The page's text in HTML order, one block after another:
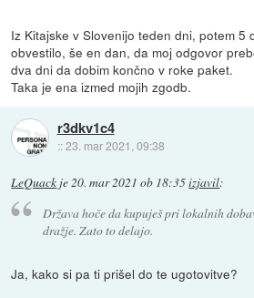
Iz Kitajske v Slovenijo teden dni, potem 5
obvestilo, še en dan, da moj odgovor
dva dni da dobim končno v roke paket.
Taka je ena izmed mojih zgodb.
r3dkv1c4
::23. mar 2021, 09:38
LeQuack je20. mar 2021 ob 18:35izjavil:
Država hoče da kupuješ pri lokalnih
dražje. Zato to delajo.
Ja, kako si pa ti prišel do te ugotovitve?